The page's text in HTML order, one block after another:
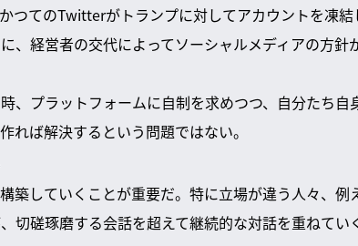
つてのTwitterがトランプに対してアカウントを凍
、経営者の交代によってソーシャルメディアの方針
、プラットフォームに自制を求めつつ、自分たち自
れば解決するという問題ではない。
築していくことが重要だ。特に立場が違う人々、例
切磋琢磨する会話を超えて継続的な対話を重ねて